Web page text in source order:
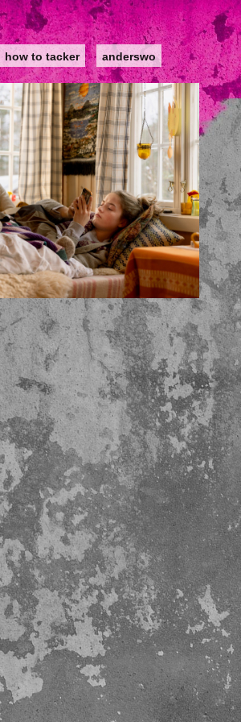
how to tacker anderswo